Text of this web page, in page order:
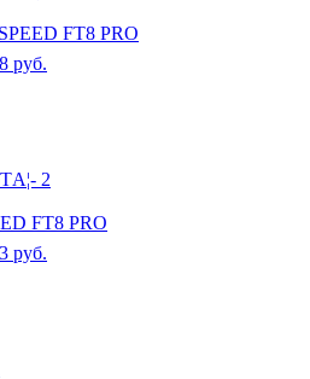
FT8 PRO
руб.
FT8 PRO
руб.